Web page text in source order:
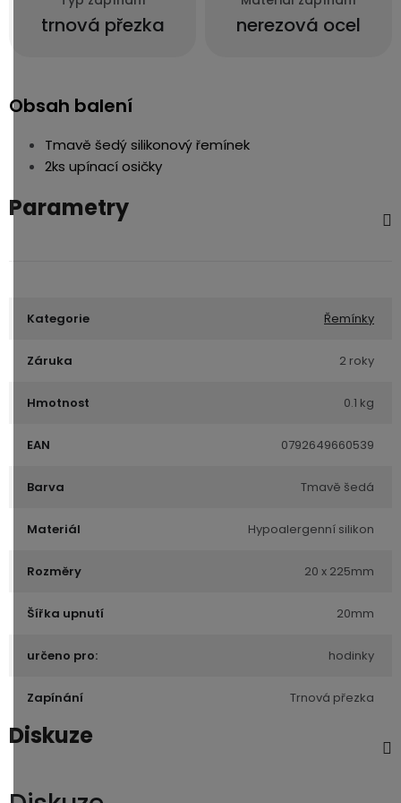
trnová přezka nerezová ocel
Obsah balení
Tmavě šedý silikonový řemínek
2ks upínací osičky
Parametry
Kategorie Řemínky
Záruka 2 roky
Hmotnost 0.1 kg
EAN 0792649660539
Barva Tmavě šedá
Materiál Hypoalergenní silikon
Rozměry 20 x 225mm
Šířka upnutí 20mm
určeno pro: hodinky
Zapínání Trnová přezka
Diskuze